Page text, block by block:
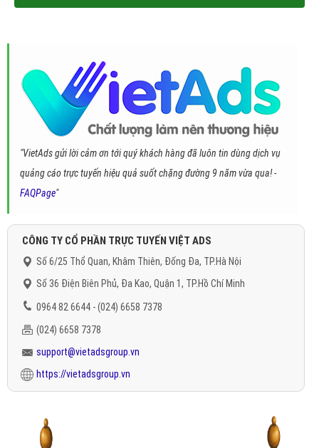
"VietAds gửi lời cảm ơn tới quý khách hàng đã luôn tin dùng dịch vụ
quảng cáo trực tuyến hiệu quả suốt chặng đường 9 năm vừa qua! -
FAQPage"
CÔNG TY CỔ PHẦN TRỰC TUYẾN VIỆT ADS
Số 6/25 Thổ Quan, Khâm Thiên, Đống Đa, TP.Hà Nội
Số 36 Điện Biên Phủ, Đa Kao, Quận 1, TP.Hồ Chí Minh
0964 82 6644 - (024) 6658 7378
(024) 6658 7378
support@vietadsgroup.vn
https://vietadsgroup.vn